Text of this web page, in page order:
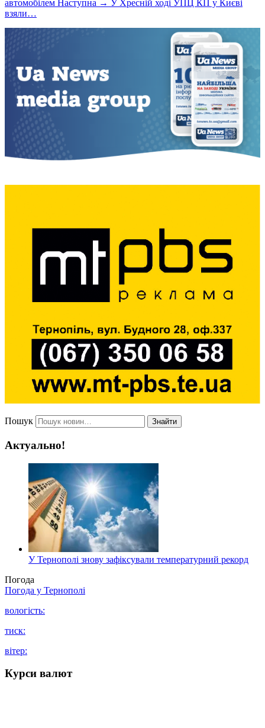
автомобілем Наступна → У Хресній ході УПЦ КП у Києві
взяли…
Пошук Знайти
Актуально!
У Тернополі знову зафіксували температурний рекорд
Погода
Погода у Тернополі
вологість:
тиск:
вітер:
Курси валют